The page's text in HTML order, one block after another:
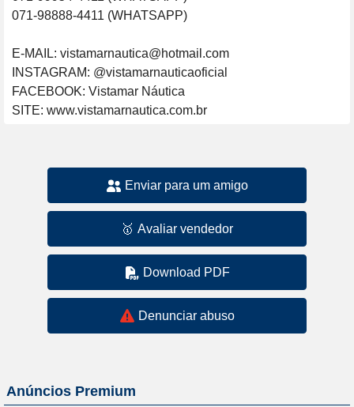
071-98888-4411 (WHATSAPP)
E-MAIL: vistamarnautica@hotmail.com
INSTAGRAM: @vistamarnauticaoficial
FACEBOOK: Vistamar Náutica
SITE: www.vistamarnautica.com.br
Enviar para um amigo
🥇 Avaliar vendedor
Download PDF
Denunciar abuso
Anúncios Premium